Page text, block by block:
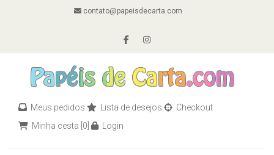
contato@papeisdecarta.com
Meus pedidos Lista de desejos
Checkout
Minha cesta [0] Login